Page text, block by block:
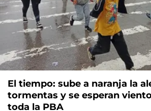
El tiempo: sube a naranja la
tormentas y se esperan
toda la PBA